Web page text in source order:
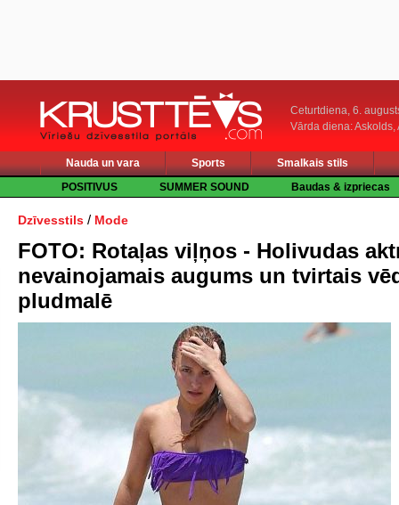
Ceturtdiena, 6.
Vārda diena: Askolds,
Nauda un vara Sports
Smalkais stils
POSITIVUS
SUMMER SOUND Baudas & izpriecas
Dzīvesstils / Mode
FOTO: Rotaļas viļņos - Holivudas
nevainojamais augums un tvirtais
pludmalē